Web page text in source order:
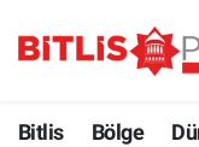
Bitlis Bölge